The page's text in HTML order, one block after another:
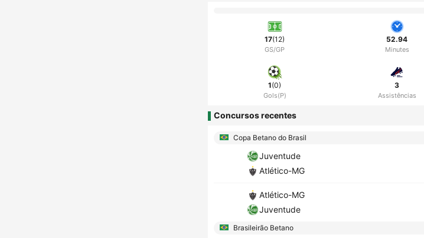
17(12)
GS/GP
52.94
Minutes
1(0)
Gols(P)
3
Assistências
Concursos recentes
Copa Betano do Brasil
Juventude
Atlético-MG
Atlético-MG
Juventude
Brasileirão Betano